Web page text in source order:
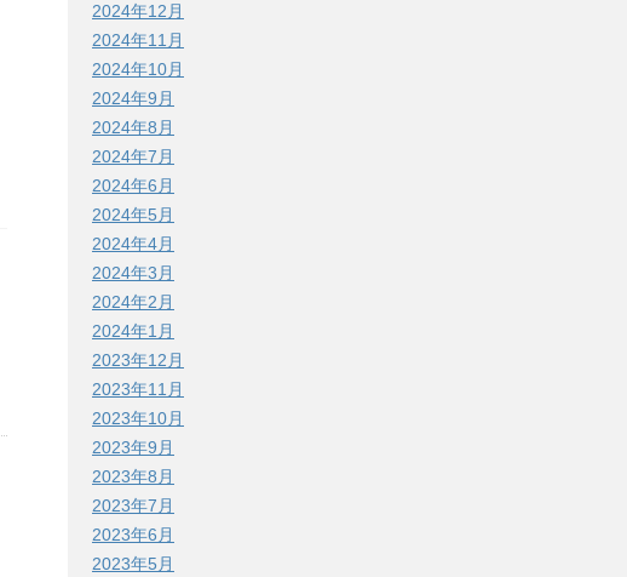
2024年12月
2024年11月
2024年10月
2024年9月
2024年8月
2024年7月
2024年6月
2024年5月
2024年4月
2024年3月
2024年2月
2024年1月
2023年12月
2023年11月
2023年10月
2023年9月
2023年8月
2023年7月
2023年6月
2023年5月